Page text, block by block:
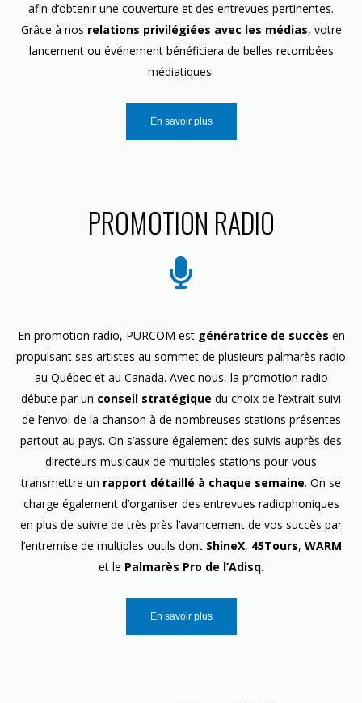
afin d’obtenir une couverture et des entrevues pertinentes.
Grâce à nos relations privilégiées avec les médias, votre
lancement ou événement bénéficiera de belles retombées
médiatiques.
En savoir plus
PROMOTION RADIO
En promotion radio, PURCOM est génératrice de succès en
propulsant ses artistes au sommet de plusieurs palmarès radio
au Québec et au Canada. Avec nous, la promotion radio
débute par un conseil stratégique du choix de l’extrait suivi
de l’envoi de la chanson à de nombreuses stations présentes
partout au pays. On s’assure également des suivis auprès des
directeurs musicaux de multiples stations pour vous
transmettre un rapport détaillé à chaque semaine. On se
charge également d’organiser des entrevues radiophoniques
en plus de suivre de très près l’avancement de vos succès par
l’entremise de multiples outils dont ShineX, 45Tours, WARM
et le Palmarès Pro de l’Adisq.
En savoir plus